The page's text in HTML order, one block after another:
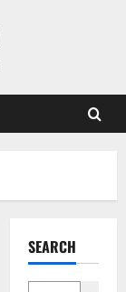
SEARCH